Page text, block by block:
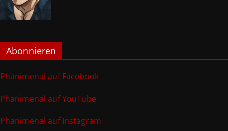
Abonnieren
Phanimenal auf Facebook
Phanimenal auf YouTube
Phanimenal auf Instagram